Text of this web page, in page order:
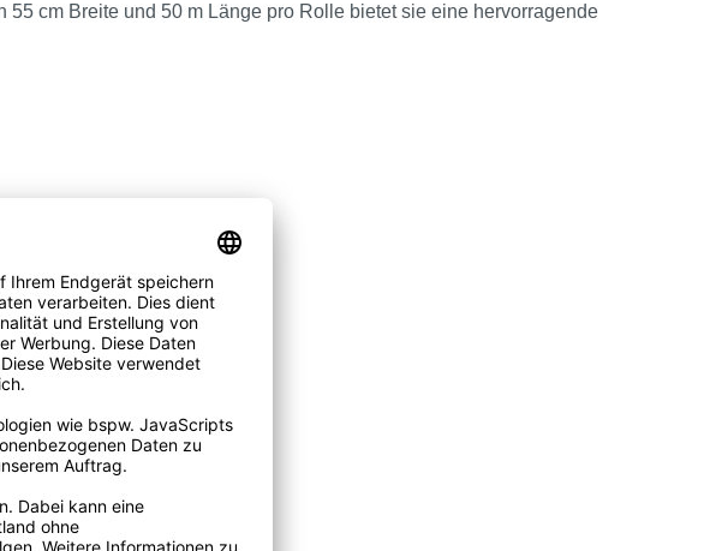
cm Breite und 50 m Länge pro Rolle bietet sie eine hervorragende